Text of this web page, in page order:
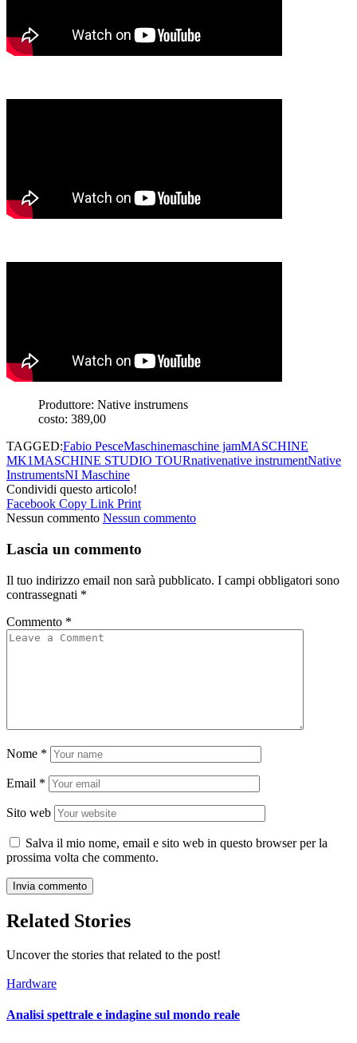
Produttore: Native instrumens
costo: 389,00
TAGGED:Fabio PesceMaschinemaschine jamMASCHINE
MK1MASCHINE STUDIO TOURnativenative instrumentNative
InstrumentsNI Maschine
Condividi questo articolo!
Facebook Copy Link Print
Nessun commento Nessun commento
Lascia un commento
Il tuo indirizzo email non sarà pubblicato. I campi obbligatori sono
contrassegnati *
Commento *
Nome *
Email *
Sito web
Salva il mio nome, email e sito web in questo browser per la
prossima volta che commento.
Related Stories
Uncover the stories that related to the post!
Hardware
Analisi spettrale e indagine sul mondo reale